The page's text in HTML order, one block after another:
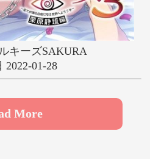
キーズSAKURA
2022-01-28
More